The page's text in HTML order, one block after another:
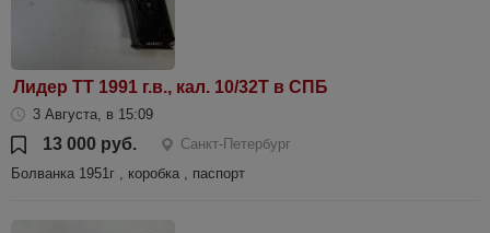
Лидер ТТ 1991 г.в., кал. 10/32Т в СПБ
3 Августа, в 15:09
13 000 руб.
Санкт-Петербург
Болванка 1951г , коробка , паспорт